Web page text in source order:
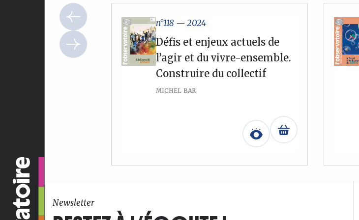
n°118 —2024
Défis et enjeux actuels de
l’agir et du vivre-ensemble.
Construire du collectif
MICHEL BAR
Newsletter